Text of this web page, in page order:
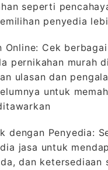
seperti
penyedia
Online: Cek
pernikahan murah
ulasan dan
untuk
dengan Penyedia:
jasa untuk
dan ketersediaan